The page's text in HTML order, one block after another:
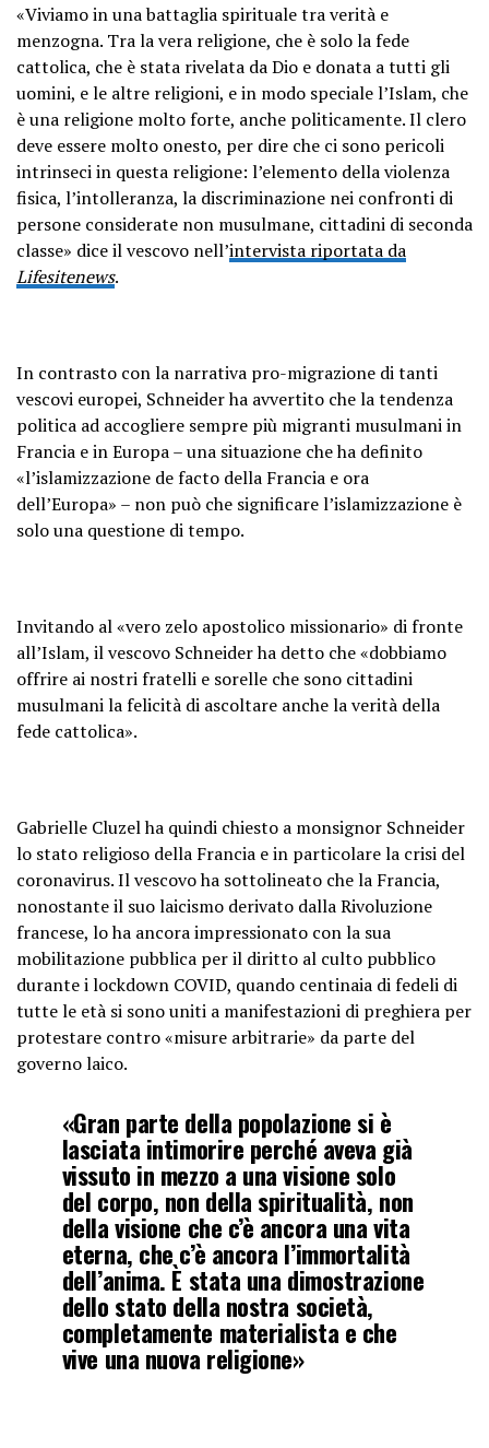
«Viviamo in una battaglia spirituale tra verità e
menzogna. Tra la vera religione, che è solo la fede
cattolica, che è stata rivelata da Dio e donata a tutti gli
uomini, e le altre religioni, e in modo speciale l’Islam, che
è una religione molto forte, anche politicamente. Il clero
deve essere molto onesto, per dire che ci sono pericoli
intrinseci in questa religione: l’elemento della violenza
fisica, l’intolleranza, la discriminazione nei confronti di
persone considerate non musulmane, cittadini di seconda
classe» dice il vescovo nell’intervista riportata da
Lifesitenews.
In contrasto con la narrativa pro-migrazione di tanti
vescovi europei, Schneider ha avvertito che la tendenza
politica ad accogliere sempre più migranti musulmani in
Francia e in Europa – una situazione che ha definito
«l’islamizzazione de facto della Francia e ora
dell’Europa» – non può che significare l’islamizzazione è
solo una questione di tempo.
Invitando al «vero zelo apostolico missionario» di fronte
all’Islam, il vescovo Schneider ha detto che «dobbiamo
offrire ai nostri fratelli e sorelle che sono cittadini
musulmani la felicità di ascoltare anche la verità della
fede cattolica».
Gabrielle Cluzel ha quindi chiesto a monsignor Schneider
lo stato religioso della Francia e in particolare la crisi del
coronavirus. Il vescovo ha sottolineato che la Francia,
nonostante il suo laicismo derivato dalla Rivoluzione
francese, lo ha ancora impressionato con la sua
mobilitazione pubblica per il diritto al culto pubblico
durante i lockdown COVID, quando centinaia di fedeli di
tutte le età si sono uniti a manifestazioni di preghiera per
protestare contro «misure arbitrarie» da parte del
governo laico.
«Gran parte della popolazione si è
lasciata intimorire perché aveva già
vissuto in mezzo a una visione solo
del corpo, non della spiritualità, non
della visione che c’è ancora una vita
eterna, che c’è ancora l’immortalità
dell’anima. È stata una dimostrazione
dello stato della nostra società,
completamente materialista e che
vive una nuova religione»